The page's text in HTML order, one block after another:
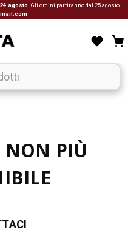
agosto . Gli ordini partiranno dal 25 agosto.
NON PIÙ